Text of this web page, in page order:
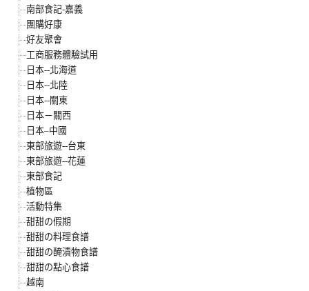
南部食記-嘉義
團購好康
好友聚會
工商服務體驗試用
日本--北海道
日本--北陸
日本--關東
日本－關西
日本–中國
東部旅遊--台東
東部旅遊--花蓮
東部食記
植物區
活動特集
甜甜の假期
甜甜の料理食譜
甜甜の醃漬物食譜
甜甜の點心食譜
越南